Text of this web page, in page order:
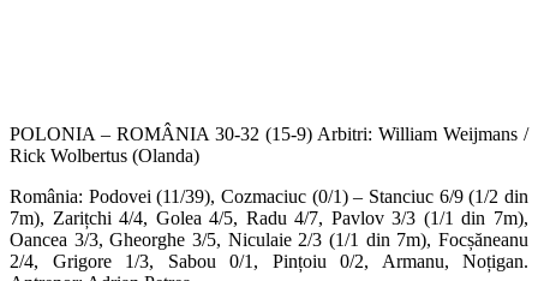
POLONIA – ROMÂNIA 30-32 (15-9) Arbitri: William Weijmans /
Rick Wolbertus (Olanda)
România: Podovei (11/39), Cozmaciuc (0/1) – Stanciuc 6/9 (1/2 din
7m), Zarițchi 4/4, Golea 4/5, Radu 4/7, Pavlov 3/3 (1/1 din 7m),
Oancea 3/3, Gheorghe 3/5, Niculaie 2/3 (1/1 din 7m), Focșăneanu
2/4, Grigore 1/3, Sabou 0/1, Pințoiu 0/2, Armanu, Noțigan.